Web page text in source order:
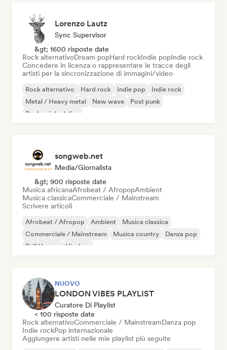
Lorenzo Lautz
Sync Supervisor
&gt; 1600 risposte date
Rock alternativoDream popHard rockIndie popIndie rock
Concedere in licenza o rappresentare le tracce degli
artisti per la sincronizzazione di immagini/video
Rock alternativo Hard rock Indie pop
Indie rock
Metal / Heavy metal
New wave
Post punk
Rock psichedelico
songweb.net
Media/Giornalista
&gt; 900 risposte date
Musica africanaAfrobeat / AfropopAmbient
Musica classicaCommerciale / Mainstream
Scrivere articoli
Afrobeat / Afropop Ambient
Musica classica
Commerciale / Mainstream
Musica country
Danza pop
Drill/Jersey
Hip-hop
NUOVO
LONDON VIBES PLAYLIST
Curatore Di Playlist
< 100 risposte date
Rock alternativoCommerciale / MainstreamDanza pop
Indie rockPop internazionale
Aggiungere artisti nelle mie playlist più seguite